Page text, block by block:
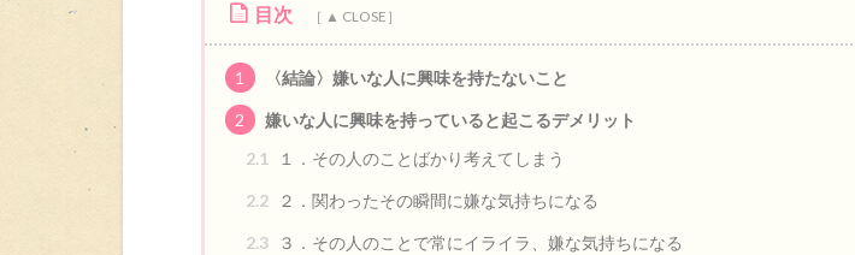
目次
1 〈結論〉嫌いな人に興味を持たないこと
2
嫌いな人に興味を持っていると起こるデメリット
2.1
１．その人のことばかり考えてしまう
2.2 ２．関わったその瞬間に嫌な気持ちになる
2.3 ３．その人のことで常にイライラ、嫌な気持ちになる